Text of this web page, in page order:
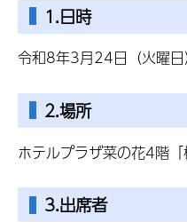
1.日時
令和8年3月24日（火曜
2.場所
ホテルプラザ菜の花4階
3.出席者